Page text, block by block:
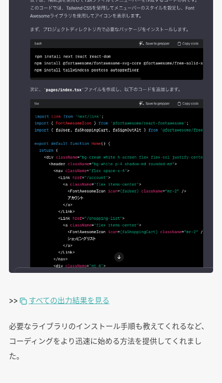
>> すべての出力結果を見る
必要なライブラリのインストール手順も教えてくれるなど、
コーディングをより迅速に始める方法を提供してくれまし
た。